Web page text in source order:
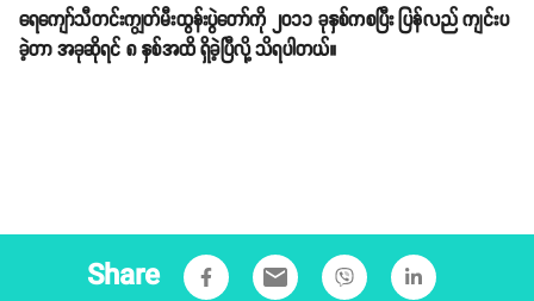
ရေကျော်သီတင်းကျွတ်မီးထွန်းပွဲတော်ကို ၂ဝ၁၁ ခုနှစ်ကစပြီး ပြန်လည် ကျင်းပ
ခဲ့တာ အခုဆိုရင် ၈ နှစ်အထိ ရှိခဲ့ပြီလို့ သိရပါတယ်။
Share email